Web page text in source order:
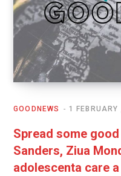
GOODNEWS 1 FEBRUARY
Spread some
Sanders, Ziua
adolescenta care